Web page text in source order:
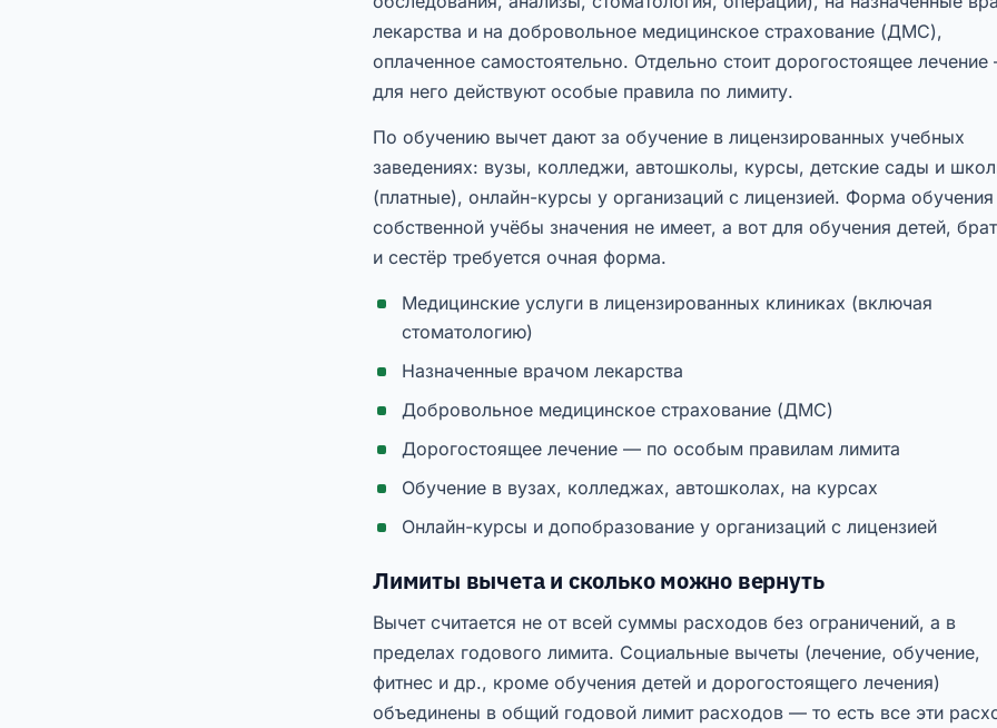
лекарства и на добровольное медицинское страхование (ДМС),
оплаченное самостоятельно. Отдельно стоит дорогостоящее
для него действуют особые правила по лимиту.
По обучению вычет дают за обучение в лицензированных учебных
заведениях: вузы, колледжи, автошколы, курсы, детские сады и
(платные), онлайн-курсы у организаций с лицензией. Форма обучения
собственной учёбы значения не имеет, а вот для обучения детей,
и сестёр требуется очная форма.
Медицинские услуги в лицензированных клиниках (включая
стоматологию)
Назначенные врачом лекарства
Добровольное медицинское страхование (ДМС)
Дорогостоящее лечение — по особым правилам лимита
Обучение в вузах, колледжах, автошколах, на курсах
Онлайн-курсы и допобразование у организаций с лицензией
Лимиты вычета и сколько можно вернуть
Вычет считается не от всей суммы расходов без ограничений, а в
пределах годового лимита. Социальные вычеты (лечение, обучение,
фитнес и др., кроме обучения детей и дорогостоящего лечения)
объединены в общий годовой лимит расходов — то есть все эти